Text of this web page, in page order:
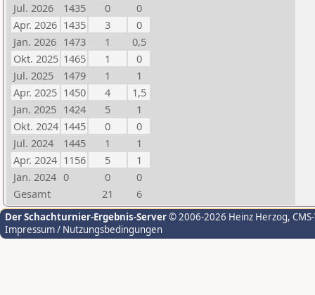
Jul. 2026
1435 0
0
Apr. 2026 1435 3
0
Jan. 2026 1473 1
0,5
Okt. 2025 1465 1
0
Jul. 2025
1479 1
1
Apr. 2025 1450 4
1,5
Jan. 2025 1424 5
1
Okt. 2024 1445 0
0
Jul. 2024
1445 1
1
Apr. 2024 1156 5
1
Jan. 2024 0 0
0
Gesamt
21 6
Der Schachturnier-Ergebnis-Server© 2006-2026 Heinz Herzog,
Impressum / Nutzungsbedingungen